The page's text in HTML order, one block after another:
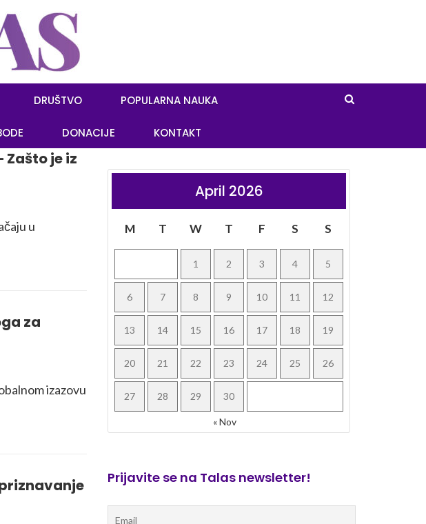
DRUŠTVO POPULARNA NAUKA
DONACIJE KONTAKT
je iz
u
za
izazovu
April 2026
M T W T F S S
1 2 3 4 5
6 7 8 9 10 11 12
13 14 15 16 17 18 19
20 21 22 23 24 25 26
27 28 29 30
« Nov
Prijavite se na Talas newsletter!